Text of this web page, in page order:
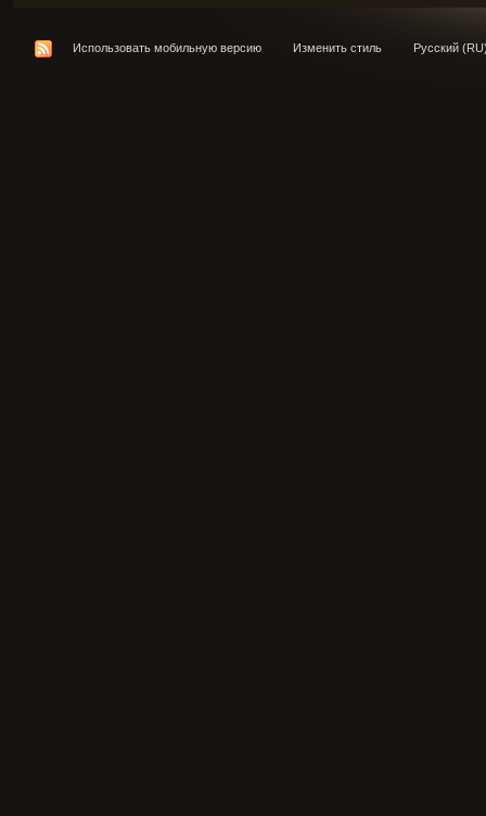
Использовать мобильную версию Изменить стиль Русский